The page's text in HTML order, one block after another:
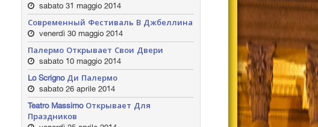
sabato 31 maggio 2014
Современный Фестиваль В Джбеллина
venerdì 30 maggio 2014
Палермо Открывает Свои Двери
sabato 10 maggio 2014
Lo Scrigno Ди Палермо
sabato 26 aprile 2014
Teatro Massimo Открывает Для
Праздников